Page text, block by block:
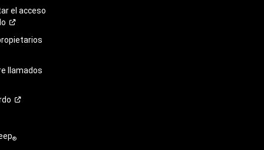
el acceso
llamados
®